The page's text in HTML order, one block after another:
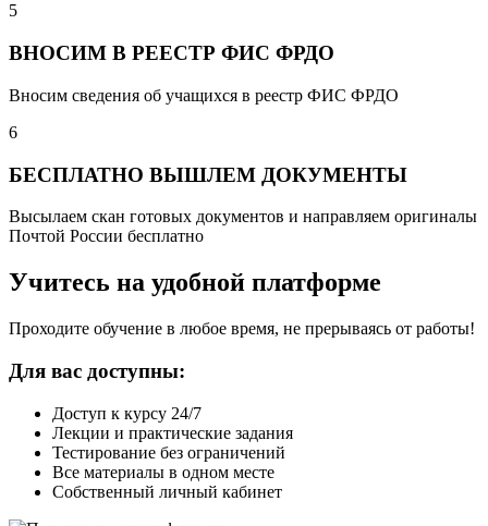
5
ВНОСИМ В РЕЕСТР ФИС ФРДО
Вносим сведения об учащихся в реестр ФИС ФРДО
6
БЕСПЛАТНО ВЫШЛЕМ ДОКУМЕНТЫ
Высылаем скан готовых документов и направляем оригиналы
Почтой России бесплатно
Учитесь на удобной платформе
Проходите обучение в любое время, не прерываясь от работы!
Для вас доступны:
Доступ к курсу 24/7
Лекции и практические задания
Тестирование без ограничений
Все материалы в одном месте
Собственный личный кабинет